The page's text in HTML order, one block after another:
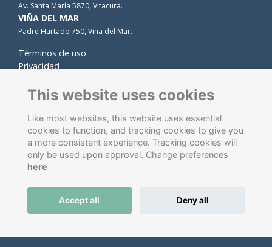
Av. Santa María 5870, Vitacura.
VIÑA DEL MAR
Padre Hurtado 750, Viña del Mar.
Términos de uso
Privacidad
Contacto
Software de gestión de antiguos alumnosenergizado por
This website uses cookies
Like most websites, this website uses essential
cookies to function, and tracking cookies to give you
a more consistent experience. Tracking cookies will
only be used upon approval. Change preferences
here
Accept all Deny all